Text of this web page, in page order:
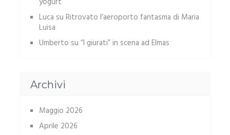
Luca su Ritrovato l’aeroporto fantasma di Maria
Luisa
Umberto su “I giurati” in scena ad Elmas
Archivi
Maggio 2026
Aprile 2026